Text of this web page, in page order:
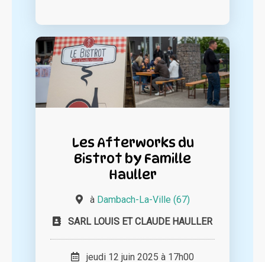
Les Afterworks du
Bistrot by Famille
Hauller
à Dambach-La-Ville (67)
SARL LOUIS ET CLAUDE HAULLER
jeudi 12 juin 2025 à 17h00